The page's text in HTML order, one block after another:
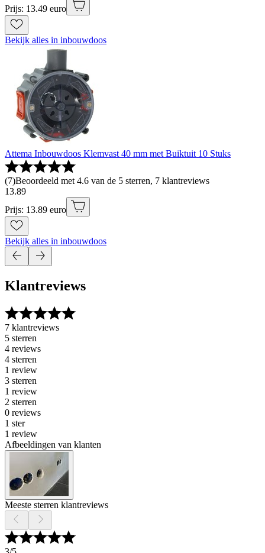
Prijs: 13.49 euro
Bekijk alles in inbouwdoos
Attema Inbouwdoos Klemvast 40 mm met Buiktuit 10 Stuks
(7)Beoordeeld met 4.6 van de 5 sterren, 7 klantreviews
13.89
Prijs: 13.89 euro
Bekijk alles in inbouwdoos
Klantreviews
7 klantreviews
5 sterren
4 reviews
4 sterren
1 review
3 sterren
1 review
2 sterren
0 reviews
1 ster
1 review
Afbeeldingen van klanten
Meeste sterren klantreviews